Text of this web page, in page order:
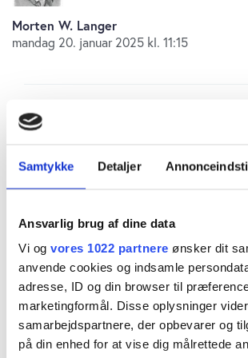
Samtykke Detaljer
Ansvarlig brug af dine data
Vi og vores 1022 partnere ønsker dit
anvende cookies og indsamle
adresse, ID og din browser til
marketingformål. Disse oplysninger
samarbejdspartnere, der opbevarer og
på din enhed for at vise dig målrettede
Morten W. Langer
mandag 20. januar 2025 kl. 11:15
Kære læser
Vi er ved at blive oversvømmet af
omkring makroøkonomi, renter,
konflikten, Mellemøsten, klima,
Trump og meget mere. Men der
temaer, toperhvervsledere ikke må
år. Det er temaer, som alle
baghovedet, fordi det er nogle